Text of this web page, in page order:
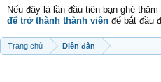
Nếu đây là lần đầu tiên bạn ghé
để trở thành thành viên để bắt đầu
Trang chủ Diễn đàn